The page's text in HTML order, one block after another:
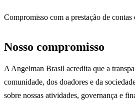
Compromisso com a prestação de contas
Nosso compromisso
A Angelman Brasil acredita que a
comunidade, dos doadores e da
sobre nossas atividades, governança e